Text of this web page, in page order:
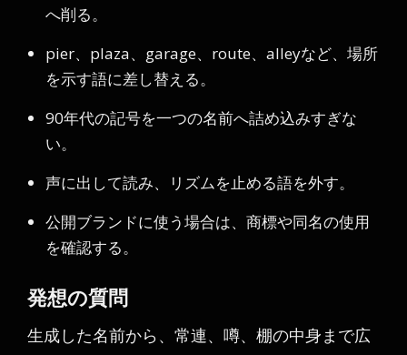
へ削る。
pier、plaza、garage、route、alleyなど、場所
を示す語に差し替える。
90年代の記号を一つの名前へ詰め込みすぎな
い。
声に出して読み、リズムを止める語を外す。
公開ブランドに使う場合は、商標や同名の使用
を確認する。
発想の質問
生成した名前から、常連、噂、棚の中身まで広